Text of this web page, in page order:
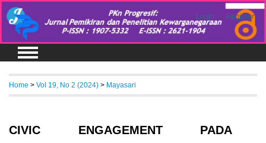
Login Register
Home > Vol 19, No 2 (2024) > Mayasari
CIVIC ENGAGEMENT PADA